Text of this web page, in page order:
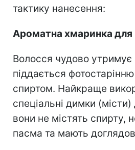
тактику нанесення:
Ароматна хмаринка для
Волосся чудово утримує
піддається фотостарінню
спиртом. Найкраще
спеціальні димки
вони не містять спирту,
пасма та мають